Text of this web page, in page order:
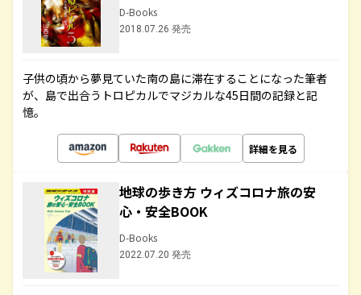
D-Books
2018.07.26 発売
子供の頃から夢見ていた南の島に滞在することになった筆者
が、島で出合うトロピカルでマジカルな45日間の記録と記
憶。
詳細を見る
地球の歩き方 ウィズコロナ旅の安
心・安全BOOK
D-Books
2022.07.20 発売